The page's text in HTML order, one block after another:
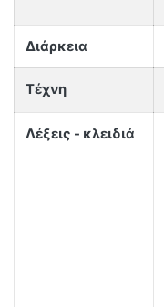
Διάρκεια
Τέχνη
Λέξεις - κλειδιά